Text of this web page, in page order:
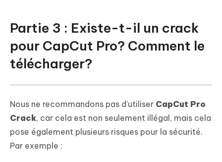
Partie 3 : Existe-t-il un crack
pour CapCut Pro? Comment le
télécharger?
Nous ne recommandons pas d'utiliser CapCut Pro
Crack, car cela est non seulement illégal, mais cela
pose également plusieurs risques pour la sécurité.
Par exemple :